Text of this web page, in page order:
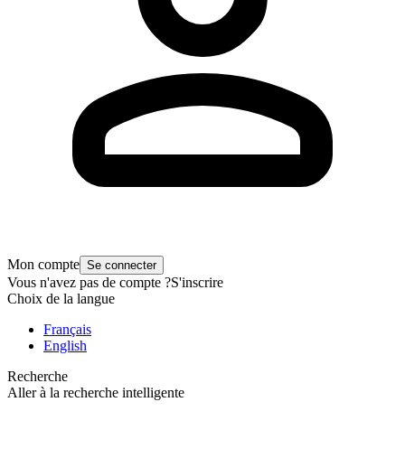
Mon compte Se connecter
Vous n'avez pas de compte ?S'inscrire
Choix de la langue
Français
English
Recherche
Aller à la recherche intelligente